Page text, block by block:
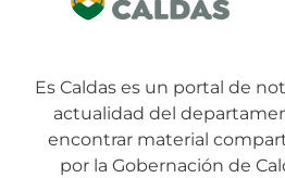
Es Caldas es un portal de
actualidad del
encontrar material
por la Gobernación de